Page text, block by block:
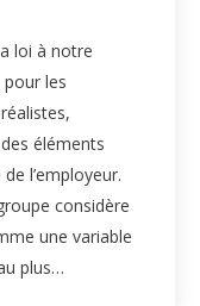
loi à notre
les
éléments
l’employeur.
considère
une variable
plus…